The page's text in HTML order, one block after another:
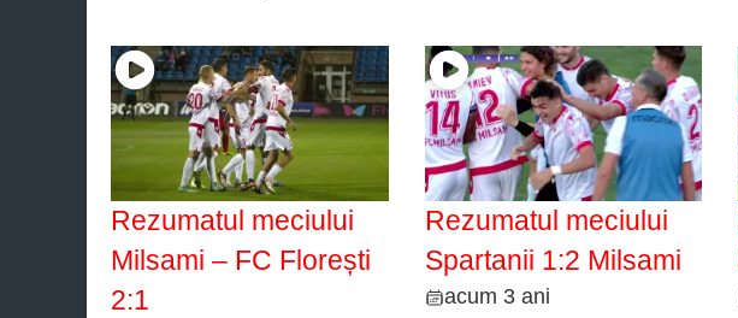
Rezumatul meciului
Milsami – FC Florești
2:1
Rezumatul meciului
Spartanii 1:2 Milsami
acum 3 ani